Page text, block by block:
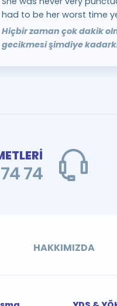
had to be her worst time
Hiçbir zaman çok dakik
gecikmesi şimdiye
74
HAKKIMIZDA